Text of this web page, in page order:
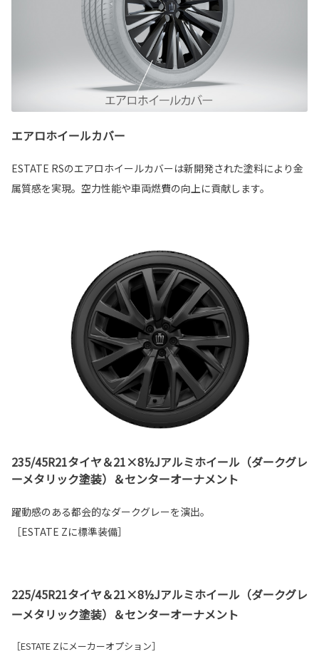
エアロホイールカバー
ESTATE RSのエアロホイールカバーは新開発された塗料により金
属質感を実現。空力性能や車両燃費の向上に貢献します。
235/45R21タイヤ＆21×8½Jアルミホイール（ダークグレ
ーメタリック塗装）＆センターオーナメント
躍動感のある都会的なダークグレーを演出。
［ESTATE Zに標準装備］
225/45R21タイヤ＆21×8½Jアルミホイール（ダークグレ
ーメタリック塗装）＆センターオーナメント
［ESTATE Zにメーカーオプション］